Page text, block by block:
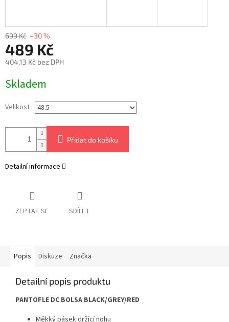
699 Kč –30 %
489 Kč
404,13 Kč bez DPH
cena:
Skladem
Velikost
Přidat do košíku
Detailní informace
ZEPTAT SE SDÍLET
Popis Diskuze Značka
Detailní popis produktu
PANTOFLE DC BOLSA BLACK/GREY/RED
Měkký pásek držící nohu